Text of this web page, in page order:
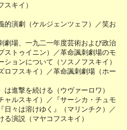
キイ）
演劇（ケルジェンツェフ）／笑お
場、一九二一年度芸術および政治
ストゥイニン）／革命諷刺劇場のモ
ョンについて（ソスノフスキイ）
ロフスキイ）／革命諷刺劇場（ホー
進撃を続ける（ウヴァーロワ）
ルスキイ）／『サーシカ・チュモ
日々は溶けゆく』（マリンチク）／
る演説（マヤコフスキイ）